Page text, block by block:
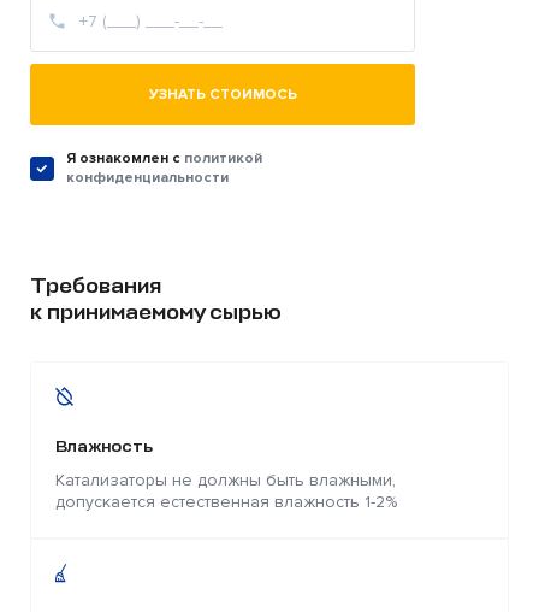
УЗНАТЬ СТОИМОСЬ
Я ознакомлен c политикой
конфиденциальности
Требования
к принимаемому сырью
Влажность
Катализаторы не должны быть влажными,
допускается естественная влажность 1-2%